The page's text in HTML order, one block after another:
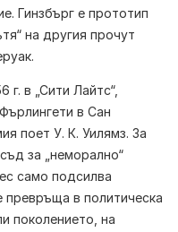
Гинзбърг е прототип
на другия прочут
г. в „Сити Лайтс“,
в Сан
поет У. К. Уилямз. За
за „неморално“
само подсилва
превръща в политическа
поколението, на